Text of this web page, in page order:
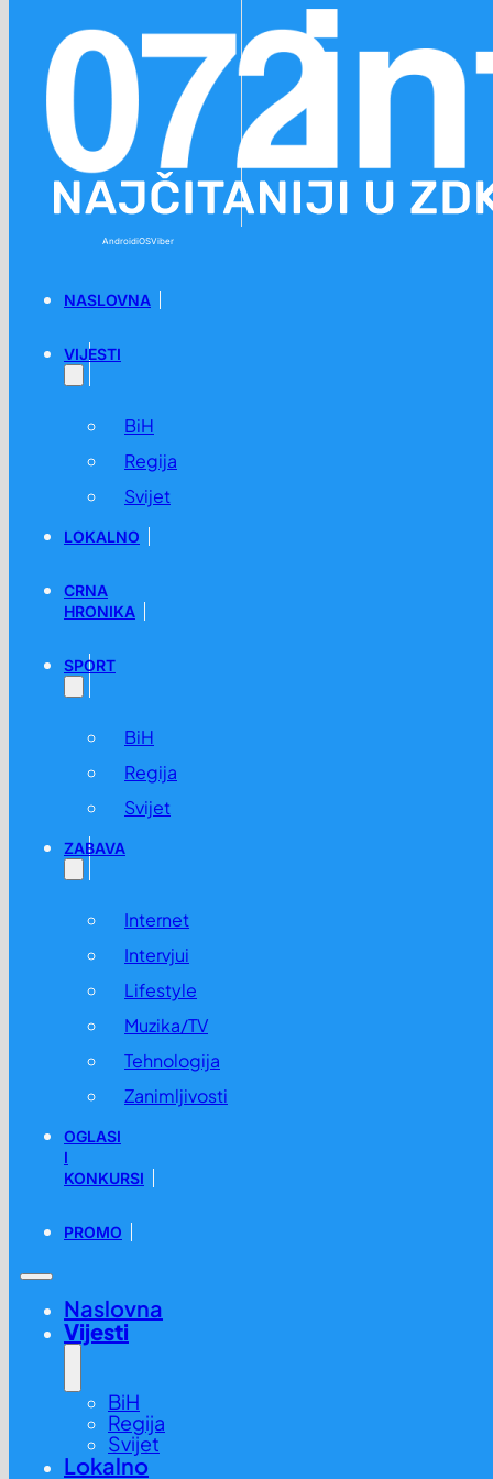
AndroidiOSViber
NASLOVNA
VIJESTI
BiH
Regija
Svijet
LOKALNO
CRNA
HRONIKA
SPORT
BiH
Regija
Svijet
ZABAVA
Internet
Intervjui
Lifestyle
Muzika/TV
Tehnologija
Zanimljivosti
OGLASI
I
KONKURSI
PROMO
Naslovna
Vijesti
BiH
Regija
Svijet
Lokalno